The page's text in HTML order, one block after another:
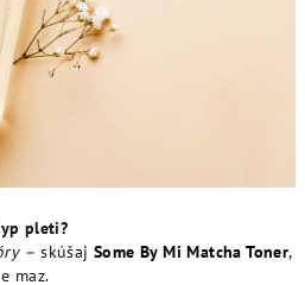
pleti?
– skúšajSome By Mi Matcha Toner,
maz.